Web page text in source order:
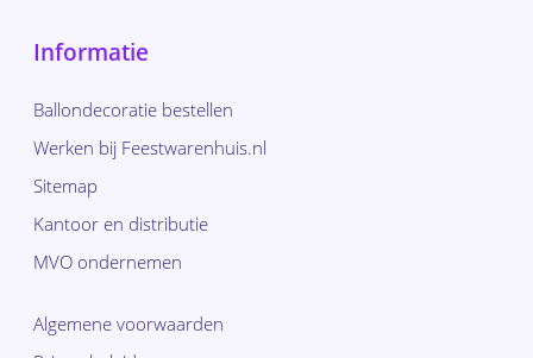
Informatie
Ballondecoratie bestellen
Werken bij Feestwarenhuis.nl
Sitemap
Kantoor en distributie
MVO ondernemen
Algemene voorwaarden